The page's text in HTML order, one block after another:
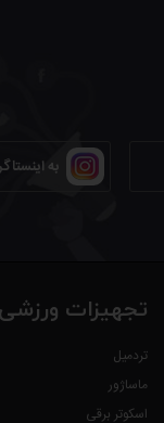
به
تجهیزات ورزشی
تردمیل
ماساژور
اسکوتر برقی